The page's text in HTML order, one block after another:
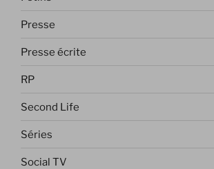
Presse
Presse écrite
RP
Second Life
Séries
Social TV